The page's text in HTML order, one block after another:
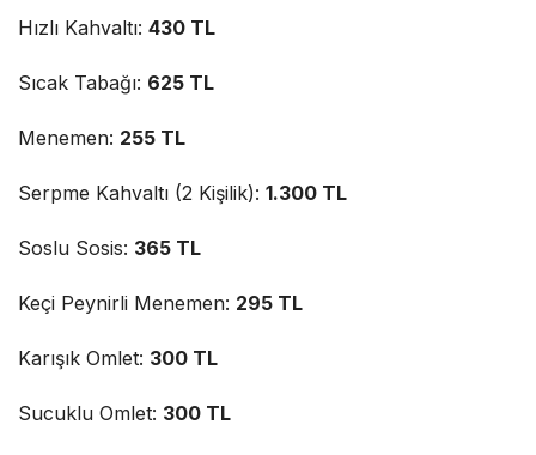
Hızlı Kahvaltı: 430 TL
Sıcak Tabağı: 625 TL
Menemen: 255 TL
Serpme Kahvaltı (2 Kişilik): 1.300 TL
Soslu Sosis: 365 TL
Keçi Peynirli Menemen: 295 TL
Karışık Omlet: 300 TL
Sucuklu Omlet: 300 TL